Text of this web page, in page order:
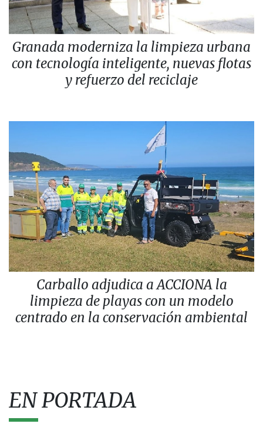
Granada moderniza la limpieza urbana
con tecnología inteligente, nuevas flotas
y refuerzo del reciclaje
Carballo adjudica a ACCIONA la
limpieza de playas con un modelo
centrado en la conservación ambiental
EN PORTADA